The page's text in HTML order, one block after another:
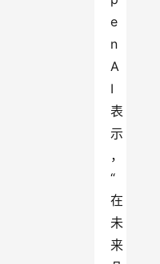
e
n
A
I
表
示
，
“
在
未
来